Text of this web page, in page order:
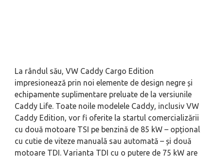
La rândul său, VW Caddy Cargo Edition
impresionează prin noi elemente de design negre și
echipamente suplimentare preluate de la versiunile
Caddy Life. Toate noile modelele Caddy, inclusiv VW
Caddy Edition, vor fi oferite la startul comercializării
cu două motoare TSI pe benzină de 85 kW – opțional
cu cutie de viteze manuală sau automată – și două
motoare TDI. Varianta TDI cu o putere de 75 kW are